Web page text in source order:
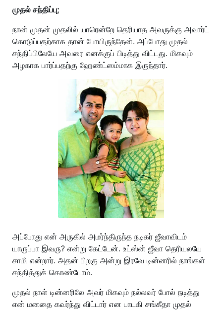
முதல் சந்திப்பு;
நான் முதன் முதலில் யாரென்றே தெரியாத அவருக்கு அவார்ட்
கொடுப்பதற்காக தான் போயிருந்தேன். அப்போது முதல்
சந்திப்பிலேயே அவரை எனக்குப் பிடித்து விட்டது. மிகவும்
அழகாக பார்ப்பதற்கு ஹேண்ட்ஸம்மாக இருந்தார்.
அப்போது என் அருகில் அமர்ந்திருந்த நடிகர் ஜீவாவிடம்
யாருப்பா இவரு? என்று கேட்டேன். உட்ஸ்ன் ஜீவா தெரியலயே
சாமி என்றார். அதன் பிறகு அன்று இரவே டின்னரில் நாங்கள்
சந்தித்துக் கொண்டோம்.
முதல் நாள் டின்னரிலே அவர் மிகவும் நல்லவர் போல் நடித்து
என் மனதை கவர்ந்து விட்டார் என பாடகி சங்கீதா முதல்